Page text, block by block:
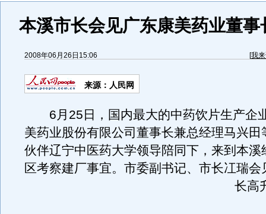
本溪市长会见广东康美药业董事
2008年06月26日15:06 [我
来源：人民网
6月25日，国内最大的中药饮片生产企
美药业股份有限公司董事长兼总经理马兴田
伙伴辽宁中医药大学领导陪同下，来到本溪
区考察建厂事宜。市委副书记、市长冮瑞会
长高